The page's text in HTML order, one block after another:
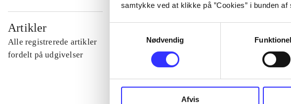
samtykke ved at klikke på ”Cookies” i bunden
Nødvendig
Afvis
Artikler
Alle registrerede artikler
fordelt på udgivelser
...
...
...